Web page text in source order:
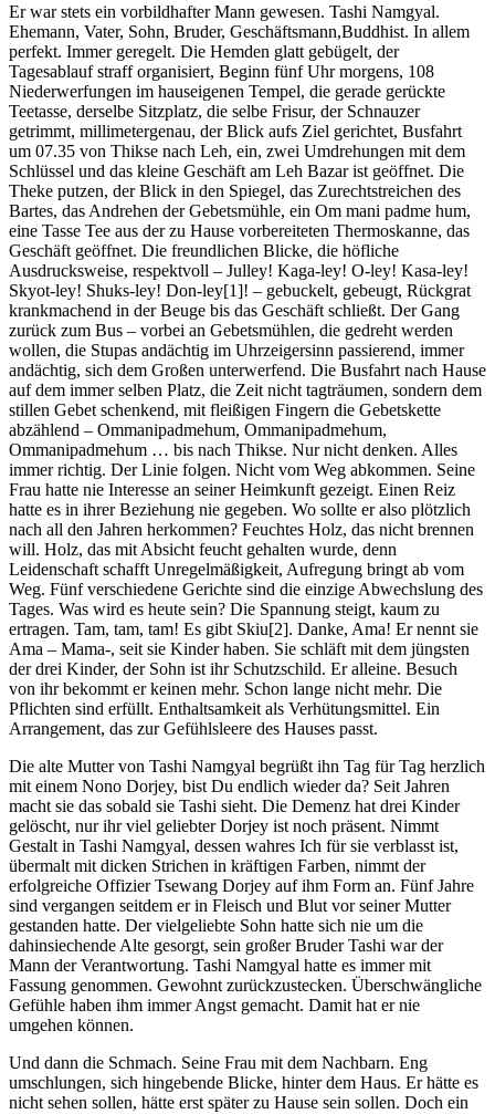
Er war stets ein vorbildhafter Mann gewesen. Tashi Namgyal.
Ehemann, Vater, Sohn, Bruder, Geschäftsmann,Buddhist. In allem
perfekt. Immer geregelt. Die Hemden glatt gebügelt, der
Tagesablauf straff organisiert, Beginn fünf Uhr morgens, 108
Niederwerfungen im hauseigenen Tempel, die gerade gerückte
Teetasse, derselbe Sitzplatz, die selbe Frisur, der Schnauzer
getrimmt, millimetergenau, der Blick aufs Ziel gerichtet, Busfahrt
um 07.35 von Thikse nach Leh, ein, zwei Umdrehungen mit dem
Schlüssel und das kleine Geschäft am Leh Bazar ist geöffnet. Die
Theke putzen, der Blick in den Spiegel, das Zurechtstreichen des
Bartes, das Andrehen der Gebetsmühle, ein Om mani padme hum,
eine Tasse Tee aus der zu Hause vorbereiteten Thermoskanne, das
Geschäft geöffnet. Die freundlichen Blicke, die höfliche
Ausdrucksweise, respektvoll – Julley! Kaga-ley! O-ley! Kasa-ley!
Skyot-ley! Shuks-ley! Don-ley[1]! – gebuckelt, gebeugt, Rückgrat
krankmachend in der Beuge bis das Geschäft schließt. Der Gang
zurück zum Bus – vorbei an Gebetsmühlen, die gedreht werden
wollen, die Stupas andächtig im Uhrzeigersinn passierend, immer
andächtig, sich dem Großen unterwerfend. Die Busfahrt nach Hause
auf dem immer selben Platz, die Zeit nicht tagträumen, sondern dem
stillen Gebet schenkend, mit fleißigen Fingern die Gebetskette
abzählend – Ommanipadmehum, Ommanipadmehum,
Ommanipadmehum … bis nach Thikse. Nur nicht denken. Alles
immer richtig. Der Linie folgen. Nicht vom Weg abkommen. Seine
Frau hatte nie Interesse an seiner Heimkunft gezeigt. Einen Reiz
hatte es in ihrer Beziehung nie gegeben. Wo sollte er also plötzlich
nach all den Jahren herkommen? Feuchtes Holz, das nicht brennen
will. Holz, das mit Absicht feucht gehalten wurde, denn
Leidenschaft schafft Unregelmäßigkeit, Aufregung bringt ab vom
Weg. Fünf verschiedene Gerichte sind die einzige Abwechslung des
Tages. Was wird es heute sein? Die Spannung steigt, kaum zu
ertragen. Tam, tam, tam! Es gibt Skiu[2]. Danke, Ama! Er nennt sie
Ama – Mama-, seit sie Kinder haben. Sie schläft mit dem jüngsten
der drei Kinder, der Sohn ist ihr Schutzschild. Er alleine. Besuch
von ihr bekommt er keinen mehr. Schon lange nicht mehr. Die
Pflichten sind erfüllt. Enthaltsamkeit als Verhütungsmittel. Ein
Arrangement, das zur Gefühlsleere des Hauses passt.
Die alte Mutter von Tashi Namgyal begrüßt ihn Tag für Tag herzlich
mit einem Nono Dorjey, bist Du endlich wieder da? Seit Jahren
macht sie das sobald sie Tashi sieht. Die Demenz hat drei Kinder
gelöscht, nur ihr viel geliebter Dorjey ist noch präsent. Nimmt
Gestalt in Tashi Namgyal, dessen wahres Ich für sie verblasst ist,
übermalt mit dicken Strichen in kräftigen Farben, nimmt der
erfolgreiche Offizier Tsewang Dorjey auf ihm Form an. Fünf Jahre
sind vergangen seitdem er in Fleisch und Blut vor seiner Mutter
gestanden hatte. Der vielgeliebte Sohn hatte sich nie um die
dahinsiechende Alte gesorgt, sein großer Bruder Tashi war der
Mann der Verantwortung. Tashi Namgyal hatte es immer mit
Fassung genommen. Gewohnt zurückzustecken. Überschwängliche
Gefühle haben ihm immer Angst gemacht. Damit hat er nie
umgehen können.
Und dann die Schmach. Seine Frau mit dem Nachbarn. Eng
umschlungen, sich hingebende Blicke, hinter dem Haus. Er hätte es
nicht sehen sollen, hätte erst später zu Hause sein sollen. Doch ein